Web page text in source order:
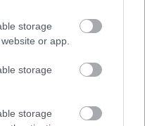
storage
or app.
storage
storage